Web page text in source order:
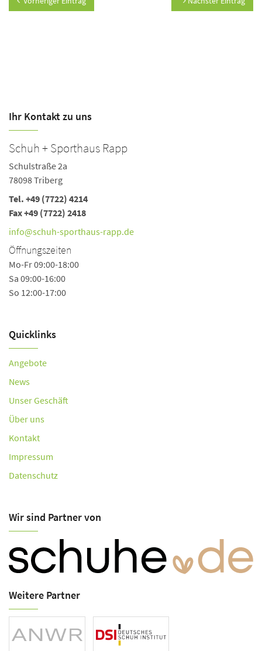
Ihr Kontakt zu uns
Schuh + Sporthaus Rapp
Schulstraße 2a
78098 Triberg
Tel. +49 (7722) 4214
Fax +49 (7722) 2418
info@schuh-sporthaus-rapp.de
Öffnungszeiten
Mo-Fr 09:00-18:00
Sa 09:00-16:00
So 12:00-17:00
Quicklinks
Angebote
News
Unser Geschäft
Über uns
Kontakt
Impressum
Datenschutz
Wir sind Partner von
Weitere Partner